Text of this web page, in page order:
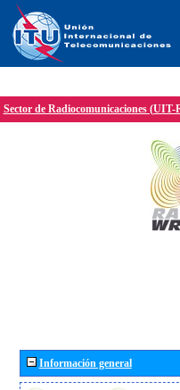
Sector de Radiocomunicaciones (UIT-
Información general